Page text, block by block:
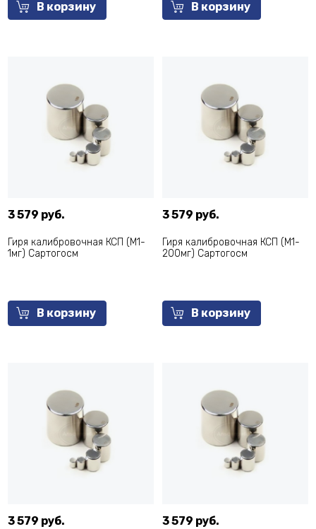
В корзину В корзину
3 579 руб.
Гиря калибровочная КСП (M1-
1мг) Сартогосм
В корзину
3 579 руб.
Гиря калибровочная КСП (M1-
200мг) Сартогосм
В корзину
3 579 руб. 3 579 руб.